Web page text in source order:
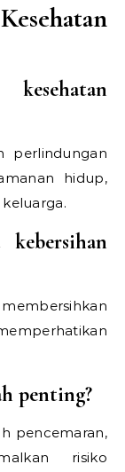
perlindungan
hidup,
kebersihan
penting?
pencemaran,
risiko